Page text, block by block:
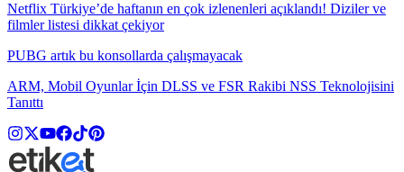
Netflix Türkiye’de haftanın en çok izlenenleri açıklandı! Diziler ve
filmler listesi dikkat çekiyor
PUBG artık bu konsollarda çalışmayacak
ARM, Mobil Oyunlar İçin DLSS ve FSR Rakibi NSS Teknolojisini
Tanıttı